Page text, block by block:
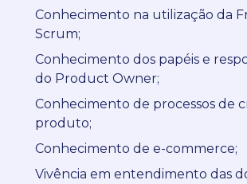
Conhecimento na utilização da
Scrum;
Conhecimento dos papéis e
do Product Owner;
Conhecimento de processos de
produto;
Conhecimento de e-commerce;
Vivência em entendimento das